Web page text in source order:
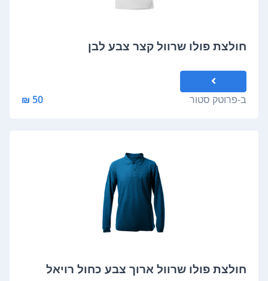
חולצת פולו שרוול קצר צבע לבן
ב-פרוטק סטור 50 ₪
חולצת פולו שרוול ארוך צבע כחול רויאל